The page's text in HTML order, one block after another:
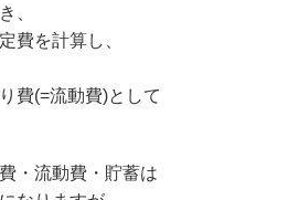
、
費を計算し、
費(=流動費)として
・流動費・貯蓄は